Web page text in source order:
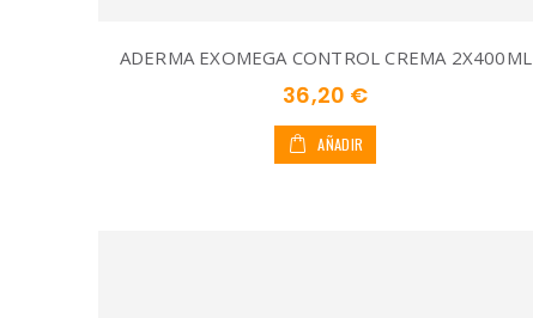
ADERMA EXOMEGA CONTROL CREMA 2X400ML
36,20 €
AÑADIR